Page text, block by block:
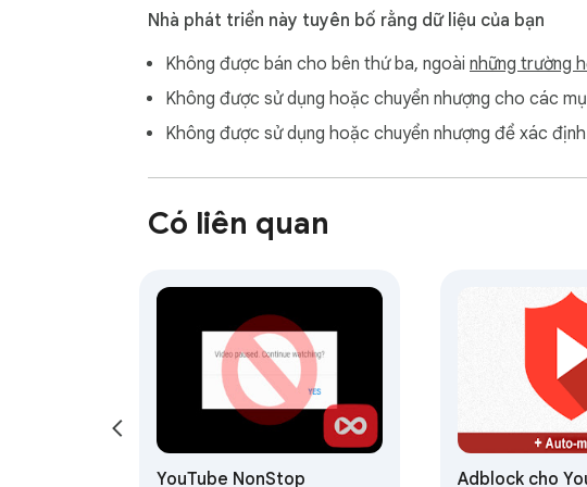
Nhà phát triển này tuyên bố rằng dữ liệu của bạn
Không được bán cho bên thứ ba, ngoài những trường
Không được sử dụng hoặc chuyển nhượng cho các
Không được sử dụng hoặc chuyển nhượng để xác
Có liên quan
YouTube NonStop Adblock cho